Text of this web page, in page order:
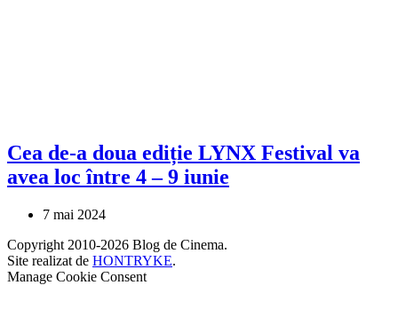
Cea de-a doua ediție LYNX Festival va
avea loc între 4 – 9 iunie
7 mai 2024
Copyright 2010-2026 Blog de Cinema.
Site realizat de HONTRYKE.
Manage Cookie Consent